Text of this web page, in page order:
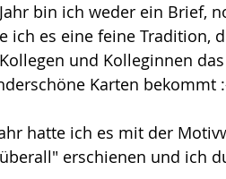
bin ich weder ein Brief,
ich es eine feine Tradition,
und Kolleginnen
Karten bekommt
hatte ich es mit der
erschienen und ich